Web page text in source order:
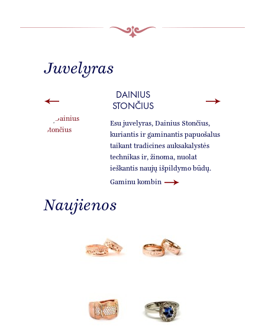
Juvelyras
DAINIUS
STONČIUS
Esu juvelyras, Dainius Stončius,
kuriantis ir gaminantis papuošalus
taikant tradicines auksakalystės
technikas ir, žinoma, nuolat
ieškantis naujų išpildymo būdų.
Gaminu kombin
Naujienos